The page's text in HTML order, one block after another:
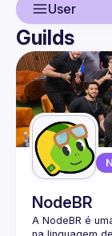
User
User
Events
Guilds
Guilds
NodeBR
A NodeBR é